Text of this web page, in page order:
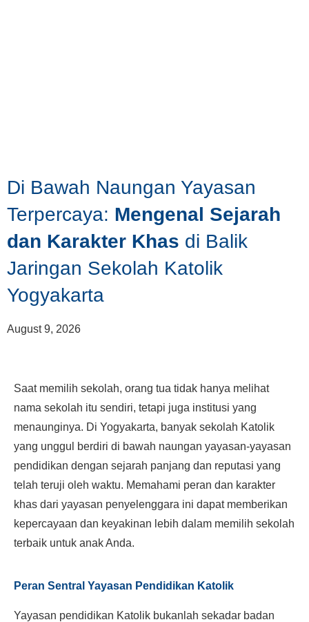
Di Bawah Naungan Yayasan
Terpercaya: Mengenal Sejarah
dan Karakter Khas di Balik
Jaringan Sekolah Katolik
Yogyakarta
August 9, 2026
Saat memilih sekolah, orang tua tidak hanya melihat
nama sekolah itu sendiri, tetapi juga institusi yang
menaunginya. Di Yogyakarta, banyak sekolah Katolik
yang unggul berdiri di bawah naungan yayasan-yayasan
pendidikan dengan sejarah panjang dan reputasi yang
telah teruji oleh waktu. Memahami peran dan karakter
khas dari yayasan penyelenggara ini dapat memberikan
kepercayaan dan keyakinan lebih dalam memilih sekolah
terbaik untuk anak Anda.
Peran Sentral Yayasan Pendidikan Katolik
Yayasan pendidikan Katolik bukanlah sekadar badan